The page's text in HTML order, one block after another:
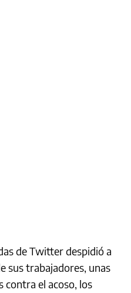
de Twitter despidió a
sus trabajadores, unas
contra el acoso, los